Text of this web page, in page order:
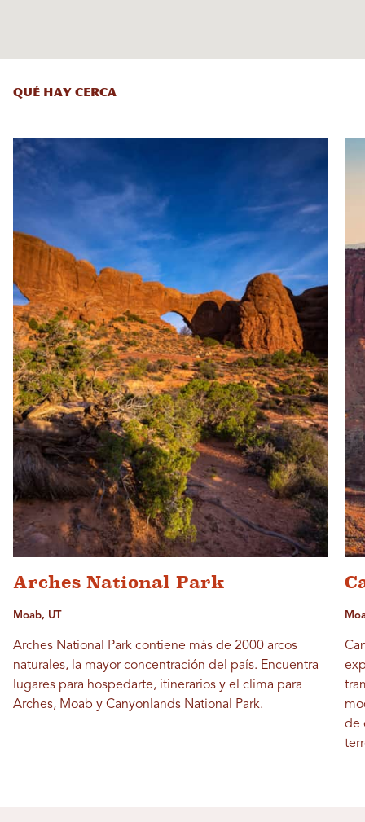
QUÉ HAY CERCA
Arches National Park
Moab, UT
Arches National Park contiene más de 2000 arcos
naturales, la mayor concentración del país. Encuentra
lugares para hospedarte, itinerarios y el clima para
Arches, Moab y Canyonlands National Park.
de